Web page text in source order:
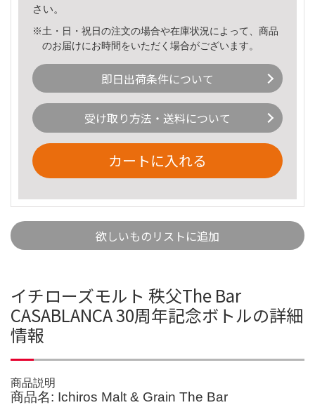
さい。
※土・日・祝日の注文の場合や在庫状況によって、商品
のお届けにお時間をいただく場合がございます。
即日出荷条件について
受け取り方法・送料について
カートに入れる
欲しいものリストに追加
イチローズモルト 秩父The Bar
CASABLANCA 30周年記念ボトルの詳細
情報
商品説明
商品名: Ichiros Malt & Grain The Bar